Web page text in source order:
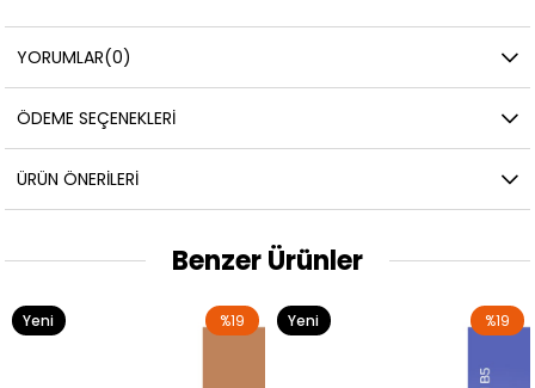
YORUMLAR(0)
ÖDEME SEÇENEKLERI
ÜRÜN ÖNERILERI
Benzer Ürünler
%19
Yeni
%19
Yeni